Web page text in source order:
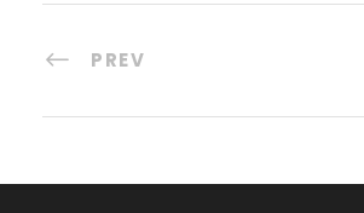
PREV